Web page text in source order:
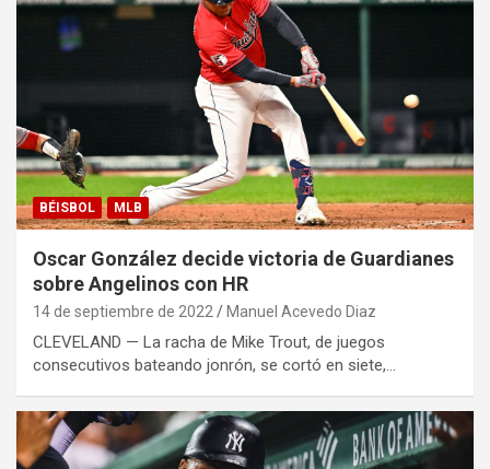
BÉISBOL MLB
Oscar González decide victoria de Guardianes
sobre Angelinos con HR
14 de septiembre de 2022 Manuel Acevedo Diaz
CLEVELAND — La racha de Mike Trout, de juegos
consecutivos bateando jonrón, se cortó en siete,…